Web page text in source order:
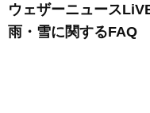
ウェザーニュース
雨・雪に関するFAQ